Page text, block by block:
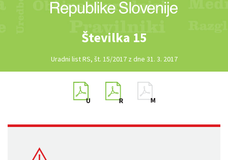
Številka 15
Uradni list RS, št. 15/2017 z dne 31. 3. 2017